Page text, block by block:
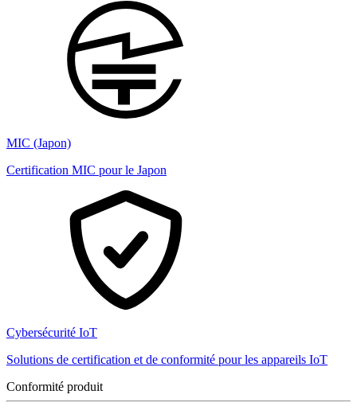
MIC (Japon)
Certification MIC pour le Japon
Cybersécurité IoT
Solutions de certification et de conformité pour les appareils IoT
Conformité produit